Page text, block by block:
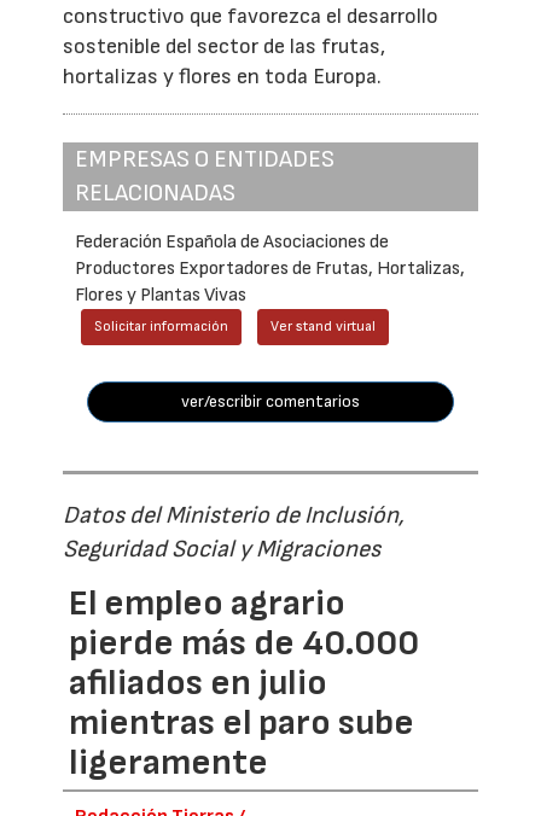
constructivo que favorezca el desarrollo
sostenible del sector de las frutas,
hortalizas y flores en toda Europa.
EMPRESAS O ENTIDADES
RELACIONADAS
Federación Española de Asociaciones de
Productores Exportadores de Frutas, Hortalizas,
Flores y Plantas Vivas
Solicitar información Ver stand virtual
ver/escribir comentarios
Datos del Ministerio de Inclusión,
Seguridad Social y Migraciones
El empleo agrario
pierde más de 40.000
afiliados en julio
mientras el paro sube
ligeramente